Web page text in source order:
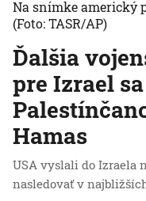
Ďalšia
pre Izrael
Hamas
USA vyslali do Izraela
nasledovať v
Na snímke americký
(Foto: TASR/AP)